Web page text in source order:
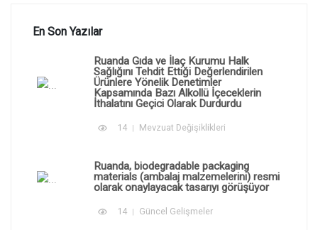
En Son Yazılar
Ruanda Gıda ve İlaç Kurumu Halk
Sağlığını Tehdit Ettiği Değerlendirilen
Ürünlere Yönelik Denetimler
Kapsamında Bazı Alkollü İçeceklerin
İthalatını Geçici Olarak Durdurdu
14 Mevzuat Değişiklikleri
Ruanda, biodegradable packaging
materials (ambalaj malzemelerini) resmi
olarak onaylayacak tasarıyı görüşüyor
14 Güncel Gelişmeler